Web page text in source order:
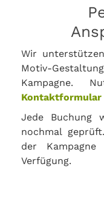
Wir
Motiv-
Kampagne.
Kontaktformular
Jede Buchung
nochmal
der
Verfügung.